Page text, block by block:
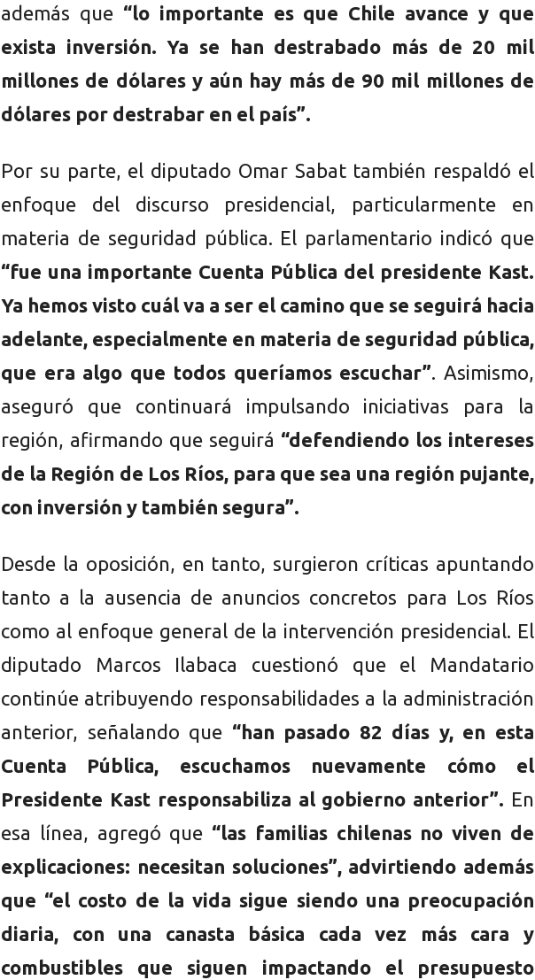
además que “lo importante es que Chile avance y que
exista inversión. Ya se han destrabado más de 20 mil
millones de dólares y aún hay más de 90 mil millones de
dólares por destrabar en el país”.
Por su parte, el diputado Omar Sabat también respaldó el
enfoque del discurso presidencial, particularmente en
materia de seguridad pública. El parlamentario indicó que
“fue una importante Cuenta Pública del presidente Kast.
Ya hemos visto cuál va a ser el camino que se seguirá hacia
adelante, especialmente en materia de seguridad pública,
que era algo que todos queríamos escuchar”. Asimismo,
aseguró que continuará impulsando iniciativas para la
región, afirmando que seguirá “defendiendo los intereses
de la Región de Los Ríos, para que sea una región pujante,
con inversión y también segura”.
Desde la oposición, en tanto, surgieron críticas apuntando
tanto a la ausencia de anuncios concretos para Los Ríos
como al enfoque general de la intervención presidencial. El
diputado Marcos Ilabaca cuestionó que el Mandatario
continúe atribuyendo responsabilidades a la administración
anterior, señalando que “han pasado 82 días y, en esta
Cuenta Pública, escuchamos nuevamente cómo el
Presidente Kast responsabiliza al gobierno anterior”. En
esa línea, agregó que “las familias chilenas no viven de
explicaciones: necesitan soluciones”, advirtiendo además
que “el costo de la vida sigue siendo una preocupación
diaria, con una canasta básica cada vez más cara y
combustibles que siguen impactando el presupuesto